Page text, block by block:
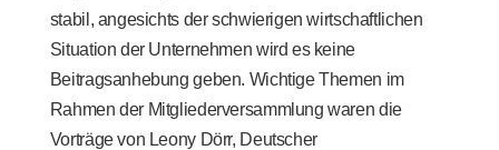
stabil, angesichts der schwierigen wirtschaftlichen
Situation der Unternehmen wird es keine
Beitragsanhebung geben. Wichtige Themen im
Rahmen der Mitgliederversammlung waren die
Vorträge von Leony Dörr, Deutscher